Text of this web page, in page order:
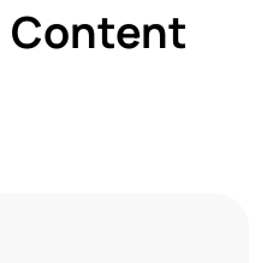
Content